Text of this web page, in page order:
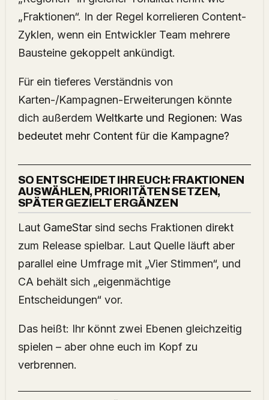
„Fraktionen“. In der Regel korrelieren Content-
Zyklen, wenn ein Entwickler Team mehrere
Bausteine gekoppelt ankündigt.
Für ein tieferes Verständnis von
Karten-/Kampagnen-Erweiterungen könnte
dich außerdem Weltkarte und Regionen: Was
bedeutet mehr Content für die Kampagne?
SO ENTSCHEIDET IHR EUCH: FRAKTIONEN
AUSWÄHLEN, PRIORITÄTEN SETZEN,
SPÄTER GEZIELT ERGÄNZEN
Laut GameStarsind sechs Fraktionen direkt
zum Release spielbar. Laut Quelle läuft aber
parallel eine Umfrage mit „Vier Stimmen“, und
CA behält sich „eigenmächtige
Entscheidungen“ vor.
Das heißt: Ihr könnt zwei Ebenen gleichzeitig
spielen – aber ohne euch im Kopf zu
verbrennen.